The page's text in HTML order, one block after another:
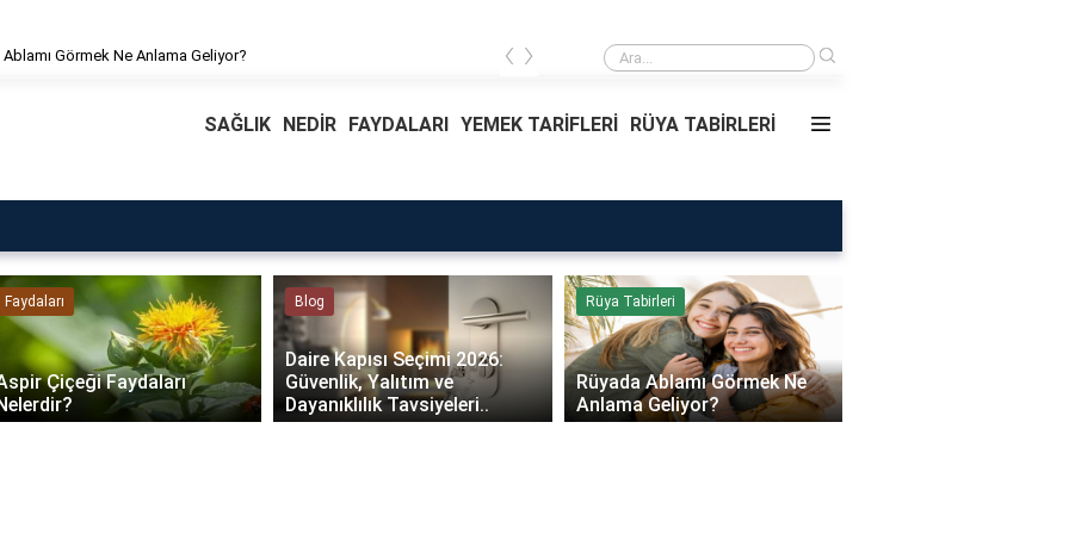
Görmek Ne Anlama Geliyor? Rüyada Ablamı Görmek Ne Anlama Geliyor?
‹ ›
SAĞLIK NEDİR FAYDALARI YEMEK TARİFLERİ RÜYA TABİRLERİ
Faydaları
Çiçeği Faydaları
Blog
Daire Kapısı Seçimi 2026:
Güvenlik, Yalıtım ve
Dayanıklılık Tavsiyeleri..
Rüya Tabirleri
Rüyada Ablamı Görmek Ne
Anlama Geliyor?